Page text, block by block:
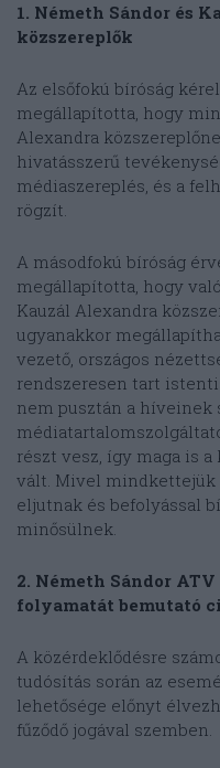
1. Németh Sándor és
közszereplők
Az elsőfokú bíróság
megállapította, hogy
Alexandra
hivatásszerű
médiaszereplés, és a
rögzít.
A másodfokú bíróság
megállapította, hogy
Kauzál Alexandra
ugyanakkor
vezető, országos
rendszeresen tart
nem pusztán a híveinek
részt vesz, így maga is
vált. Mivel mindkettejük
eljutnak és befolyással
minősülnek.
2. Németh Sándor
folyamatát bemutató
A közérdeklődésre
tudósítás során az
lehetősége előnyt
fűződő jogával szemben.